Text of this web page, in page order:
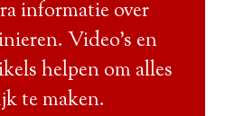
informatie over
Video’s en
helpen om alles
te maken.